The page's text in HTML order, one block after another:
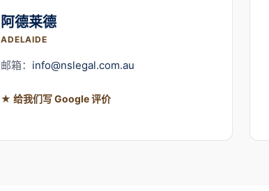
阿德莱德
ADELAIDE
邮箱： info@nslegal.com.au
★ 给我们写 Google 评价